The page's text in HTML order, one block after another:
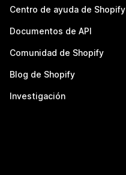
Centro de ayuda de Shopify
Documentos de API
Comunidad de Shopify
Blog de Shopify
Investigación